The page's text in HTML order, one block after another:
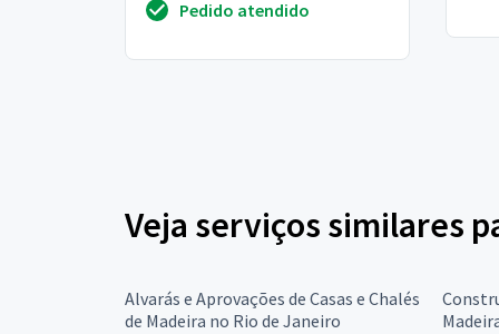
Pedido atendido
Veja serviços similares
Alvarás e Aprovações de Casas e Chalés
de Madeira no Rio de Janeiro